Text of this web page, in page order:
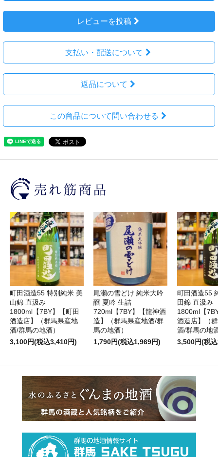
レビューを投稿
支払い・配送について
返品について
この商品について問い合わせる
町田酒造55 特別純米 美
山錦 直汲み
1800ml【7BY】【町田
酒造店】（群馬県産地
酒/群馬の地酒）
3,100円(税込3,410円)
尾瀬の雪どけ 純米大吟
醸 夏吟 生詰
720ml【7BY】【龍神酒
造】（群馬県産地酒/群
馬の地酒）
1,790円(税込1,969円)
町田酒造55
田錦 直汲み
1800ml【
酒造店】（
酒/群馬の地
3,500円(税